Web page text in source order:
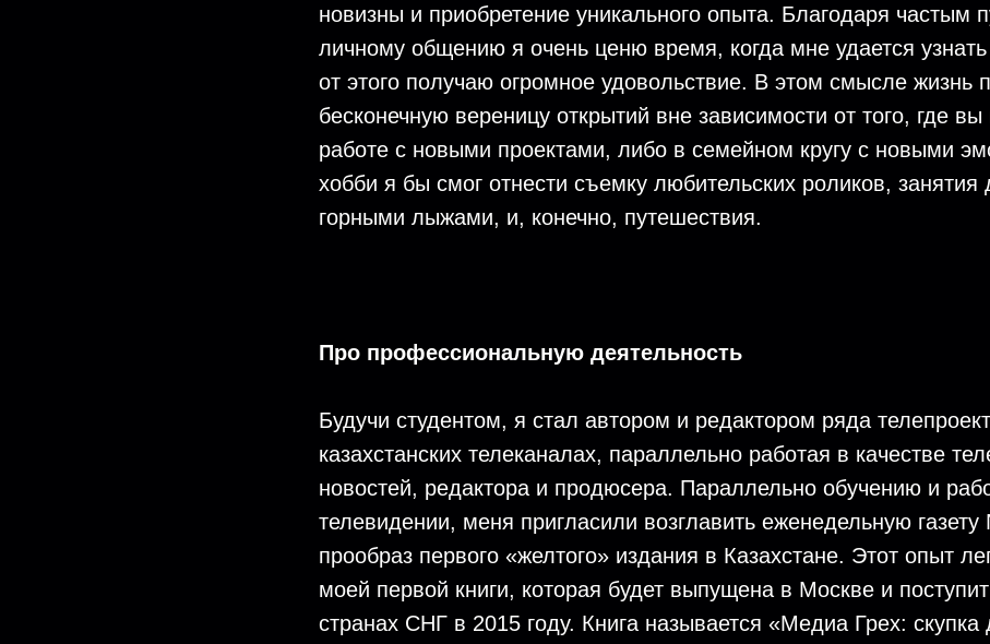
новизны и приобретение уникального опыта. Благодаря частым
личному общению я очень ценю время, когда мне удается узнать
от этого получаю огромное удовольствие. В этом смысле жизнь
бесконечную вереницу открытий вне зависимости от того, где
работе с новыми проектами, либо в семейном кругу с новыми
хобби я бы смог отнести съемку любительских роликов, занятия
горными лыжами, и, конечно, путешествия.
Про профессиональную деятельность
Будучи студентом, я стал автором и редактором ряда
казахстанских телеканалах, параллельно работая в качестве
новостей, редактора и продюсера. Параллельно обучению и
телевидении, меня пригласили возглавить еженедельную
прообраз первого «желтого» издания в Казахстане. Этот опыт
моей первой книги, которая будет выпущена в Москве и
странах СНГ в 2015 году. Книга называется «Медиа Грех: скупка